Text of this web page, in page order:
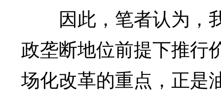
因此，笔者认为，我
政垄断地位前提下推行
场化改革的重点，正是